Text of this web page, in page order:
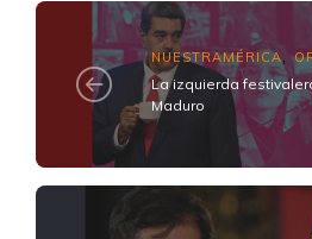
NUESTRAMÉRICA ,
La izquierda
Maduro